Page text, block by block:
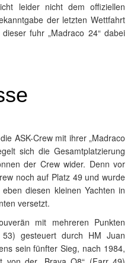
leider nicht dem offiziellen
der letzten Wettfahrt
fuhr „Madraco 24“ dabei
ASK-Crew mit ihrer „Madraco
sich die Gesamtplatzierung
der Crew wider. Denn vor
noch auf Platz 49 und wurde
diesen kleinen Yachten in
versetzt.
mit mehreren Punkten
53) gesteuert durch HM Juan
sein fünfter Sieg, nach 1984,